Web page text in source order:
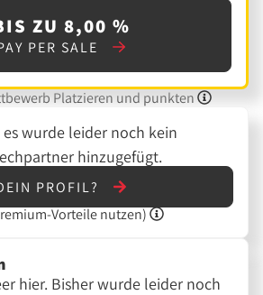
ZU 8,00 %
PER SALE
Platzieren und punkten
es wurde leider noch kein
hinzugefügt.
PROFIL?
Vorteile nutzen)
hier. Bisher wurde leider noch